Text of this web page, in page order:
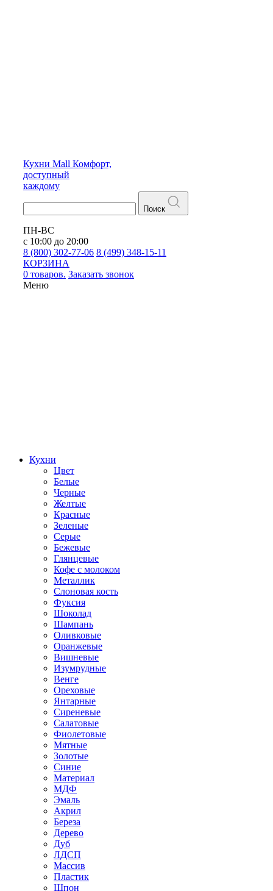
Кухни Mall Комфорт,
доступный
каждому
Поиск
ПН-ВС
с 10:00 до 20:00
8 (800) 302-77-06 8 (499) 348-15-11
КОРЗИНА
0 товаров. Заказать звонок
Меню
Кухни
Цвет
Белые
Черные
Желтые
Красные
Зеленые
Серые
Бежевые
Глянцевые
Кофе с молоком
Металлик
Слоновая кость
Фуксия
Шоколад
Шампань
Оливковые
Оранжевые
Вишневые
Изумрудные
Венге
Ореховые
Янтарные
Сиреневые
Салатовые
Фиолетовые
Мятные
Золотые
Синие
Материал
МДФ
Эмаль
Акрил
Береза
Дерево
Дуб
ЛДСП
Массив
Пластик
Шпон